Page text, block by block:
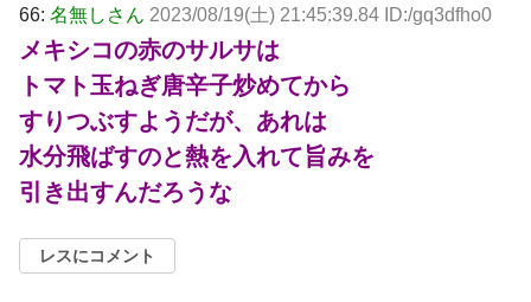
66: 名無しさん 2023/08/19(土) 21:45:39.84 ID:/gq3dfho0
メキシコの赤のサルサは
トマト玉ねぎ唐辛子炒めてから
すりつぶすようだが、あれは
水分飛ばすのと熱を入れて旨みを
引き出すんだろうな
レスにコメント